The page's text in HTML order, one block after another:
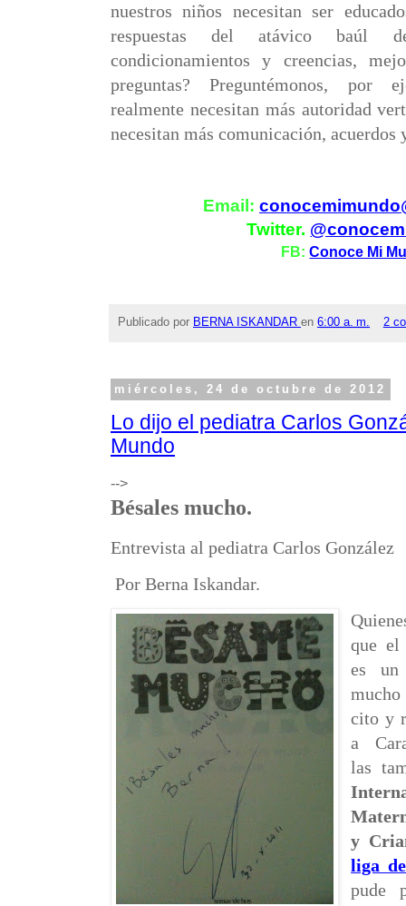
nuestros niños necesitan ser
respuestas del atávico baúl
condicionamientos y creencias,
preguntas? Preguntémonos, por
realmente necesitan más autoridad
necesitan más comunicación,
Email:
Twitter.
FB:Conoce Mi
Publicado por BERNA ISKANDAR en 6:00 a. m. 2
miércoles, 24 de octubre de 2012
Lo dijo el pediatra Carlos
Mundo
-->
Bésales mucho.
Entrevista al pediatra Carlos González
Por Berna Iskandar.
que
es un
cito y
a
las
y
liga
pude